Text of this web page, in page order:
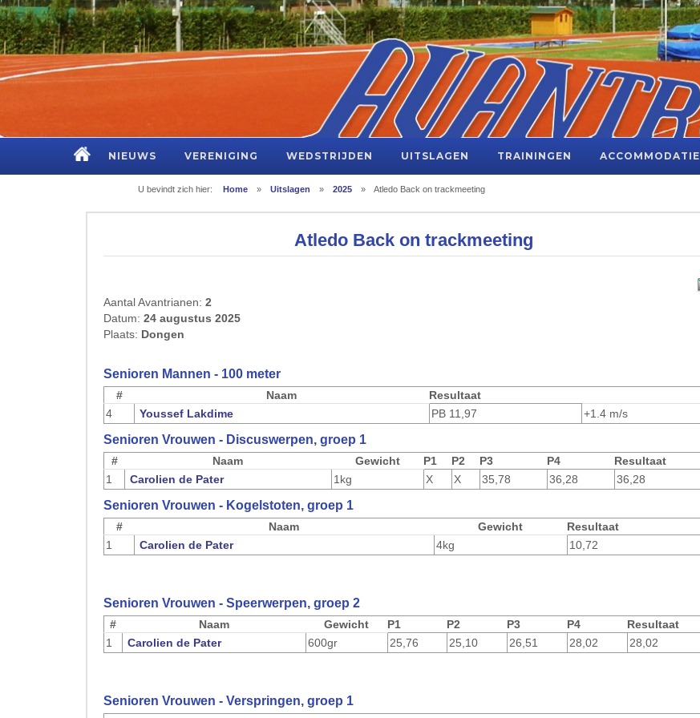
NIEUWS VERENIGING WEDSTRIJDEN UITSLAGEN TRAININGEN ACCOMMODATIE
U bevindt zich hier: Home » Uitslagen » 2025 » Atledo Back on trackmeeting
Atledo Back on trackmeeting
Aantal Avantrianen: 2
Datum: 24 augustus 2025
Plaats: Dongen
Senioren Mannen - 100 meter
# Naam
Resultaat
4
Youssef Lakdime PB 11,97 +1.4 m/s
Senioren Vrouwen - Discuswerpen, groep 1
# Naam Gewicht P1 P2 P3 P4
Resultaat
1
Carolien de Pater 1kg X X 35,78 36,28 36,28
Senioren Vrouwen - Kogelstoten, groep 1
# Naam Gewicht
Resultaat
1
Carolien de Pater 4kg 10,72
Senioren Vrouwen - Speerwerpen, groep 2
# Naam Gewicht P1 P2 P3 P4
Resultaat
1
Carolien de Pater 600gr 25,76 25,10 26,51 28,02 28,02
Senioren Vrouwen - Verspringen, groep 1